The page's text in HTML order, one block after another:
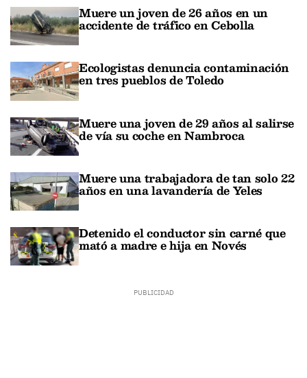
Muere un joven de 26 años en un
accidente de tráfico en Cebolla
Ecologistas denuncia contaminación
en tres pueblos de Toledo
Muere una joven de 29 años al salirse
de vía su coche en Nambroca
Muere una trabajadora de tan solo 22
años en una lavandería de Yeles
Detenido el conductor sin carné que
mató a madre e hija en Novés